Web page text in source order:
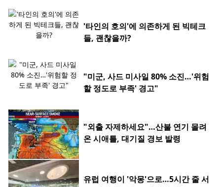
'타인의 호의'에 의존하게 된 빅테크
들, 괜찮을까?
"미군, 사드 미사일 80% 소진…'위험
할 정도로 부족' 경고"
"외출 자제하세요"…산불 연기 몰려
온 시애틀, 대기질 경보 발령
유럽 여행이 '악몽'으로…5시간 줄 서